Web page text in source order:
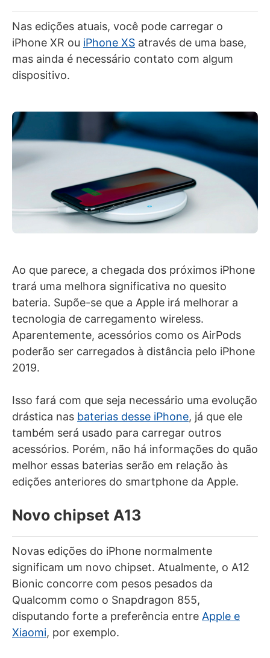
Nas edições atuais, você pode carregar o
iPhone XR ou iPhone XS através de uma base,
mas ainda é necessário contato com algum
dispositivo.
Ao que parece, a chegada dos próximos iPhone
trará uma melhora significativa no quesito
bateria. Supõe-se que a Apple irá melhorar a
tecnologia de carregamento wireless.
Aparentemente, acessórios como os AirPods
poderão ser carregados à distância pelo iPhone
2019.
Isso fará com que seja necessário uma evolução
drástica nas baterias desse iPhone, já que ele
também será usado para carregar outros
acessórios. Porém, não há informações do quão
melhor essas baterias serão em relação às
edições anteriores do smartphone da Apple.
Novo chipset A13
Novas edições do iPhone normalmente
significam um novo chipset. Atualmente, o A12
Bionic concorre com pesos pesados da
Qualcomm como o Snapdragon 855,
disputando forte a preferência entre Apple e
Xiaomi, por exemplo.